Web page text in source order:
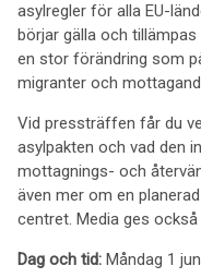
asylregler för alla EU-
börjar gälla och
en stor förändring som
migranter och
Vid pressträffen får du
asylpakten och vad den
mottagnings- och
även mer om en
centret. Media ges
Dag och tid: Måndag 1